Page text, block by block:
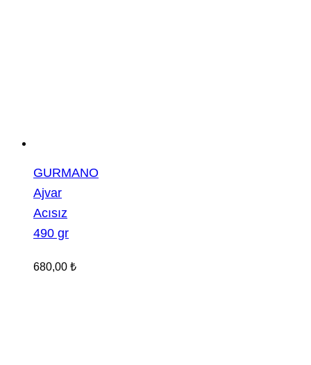
GURMANO
Ajvar
Acısız
490 gr
680,00 ₺